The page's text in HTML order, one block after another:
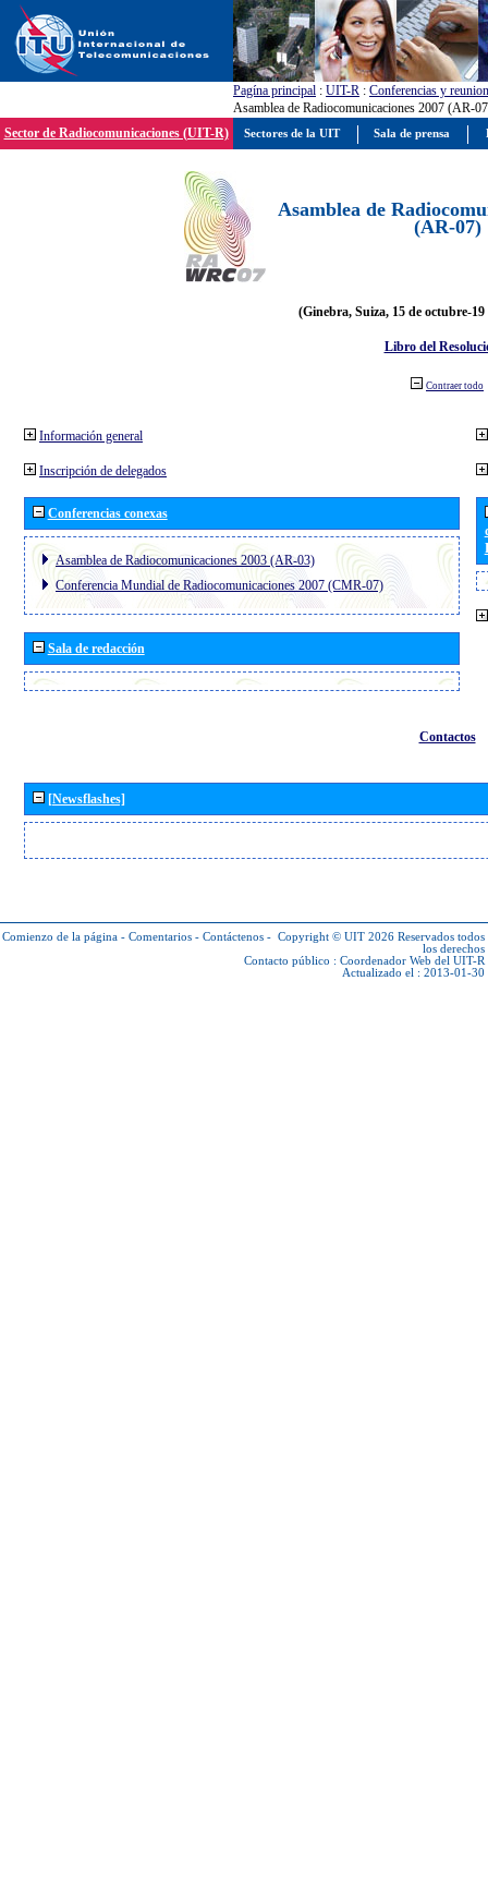
Pagína principal : UIT-R : Conferencias y
Asamblea de Radiocomunicaciones 2007 (AR-
Sector de Radiocomunicaciones (UIT-R)
Asamblea de
(AR-07)
(Ginebra, Suiza, 15 de octubre-19
Libro del
Contraer todo
Información general
Inscripción de delegados
Conferencias conexas
Asamblea de Radiocomunicaciones 2003 (AR-03)
Conferencia Mundial de Radiocomunicaciones 2007 (CMR-07)
Sala de redacción
Contactos
[Newsflashes]
Comienzo de la página - Comentarios - Contáctenos - Copyright © UIT 2026 Reservados todos
los derechos
Contacto público : Coordenador Web del UIT-R
Actualizado el : 2013-01-30
Sectores de la UIT Sala de prensa